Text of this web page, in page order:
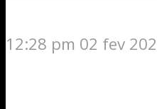
12:28 pm 02 fev